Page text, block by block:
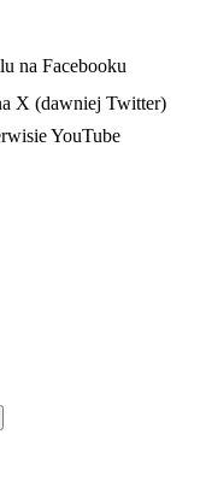
na Facebooku
X (dawniej Twitter)
YouTube